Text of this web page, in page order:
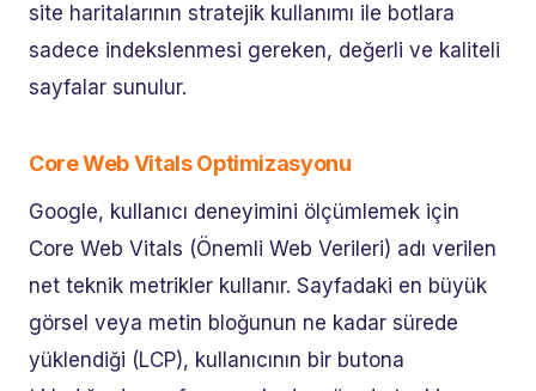
site haritalarının stratejik kullanımı ile botlara
sadece indekslenmesi gereken, değerli ve kaliteli
sayfalar sunulur.
Core Web Vitals Optimizasyonu
Google, kullanıcı deneyimini ölçümlemek için
Core Web Vitals (Önemli Web Verileri) adı verilen
net teknik metrikler kullanır. Sayfadaki en büyük
görsel veya metin bloğunun ne kadar sürede
yüklendiği (LCP), kullanıcının bir butona